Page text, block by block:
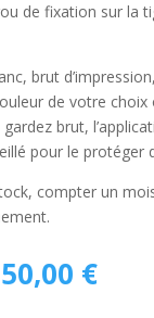
de fixation sur la
brut
de votre
brut,
pour le protéger
compter un
Le
prix
50,00 €Le
prix